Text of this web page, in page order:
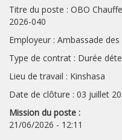
Titre du poste : OBO
2026-040
Employeur : Ambassade
Type de contrat : Durée
Lieu de travail : Kinshasa
Date de clôture : 03 juillet
Mission du poste :
21/06/2026 - 12:11